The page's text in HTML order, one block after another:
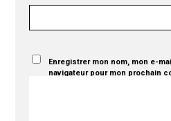
Enregistrer mon nom, mon e-
navigateur pour mon prochain